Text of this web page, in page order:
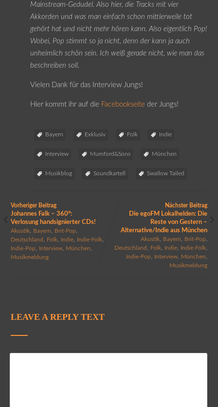
Mainstream-Gedudel. Also hier, die Tracks mit vier
Akkorden und was man einfach schon mittlerweile tot
gehört hat und nicht mehr hören kann. Also eigentlich Pop!
Wobei, Pop stimmt so ja nicht, denn der kann ja auch
unheimlich schön sein. Ich weiß gerade nicht, wie man das
beschreiben soll.
Vielen Dank für das Interview Jungs!
Hier kommt ihr auf die Facebookseite der Jungs!
Bayern Exklusiv Folk Indie
Interview Mumford&Sons München
Musikblog Soundkartell Swallow Tailed
Vorheriger Beitrag
Johannes Falk – 360°:
Verlosung handsignierter CDs!
Akustik, Bayern Brit-Pop
Deutschland Folk, Indie, Indie-Folk,
Indie-Pop Interview, München
Musikmeldung
Nächster Beitrag
Die egoFM Lokalhelden: Die
Reste von Gestern –
Alternative/Indie aus München
Akustik Bayern Brit-Pop
Deutschland Folk Indie Indie-Folk
Indie-Pop Interview München
Musikmeldung
LEAVE A REPLY TEXT